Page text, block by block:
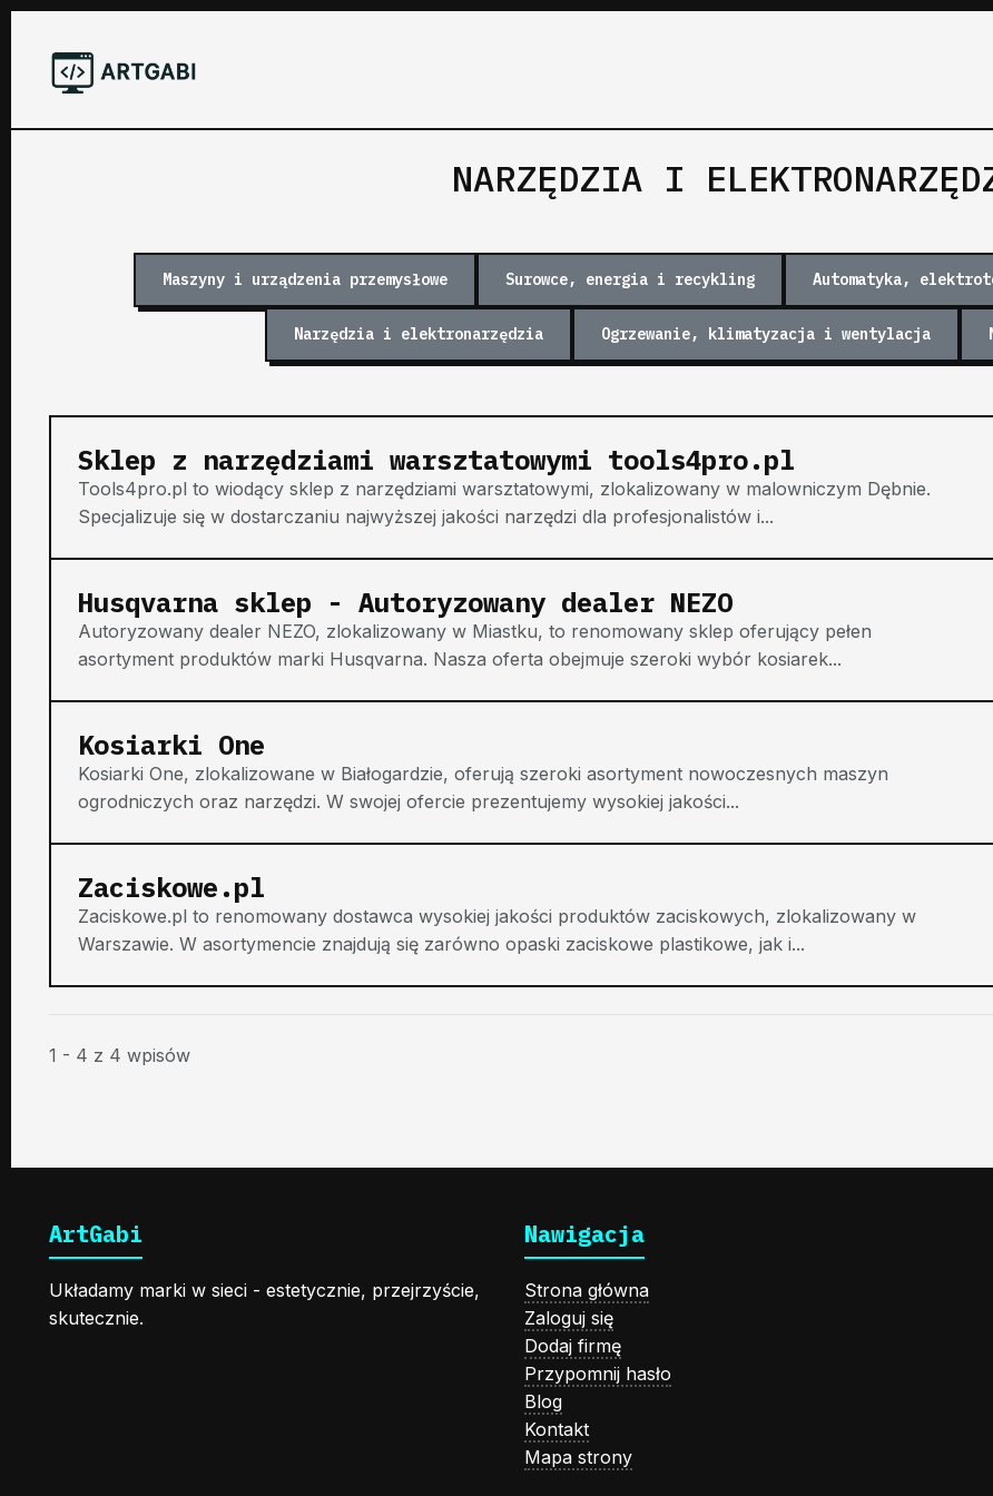
NARZĘDZIA I
Maszyny i urządzenia przemysłowe Surowce, energia i recykling Automatyka,
Narzędzia i elektronarzędzia Ogrzewanie, klimatyzacja i wentylacja
Sklep z narzędziami warsztatowymi tools4pro.pl
Tools4pro.pl to wiodący sklep z narzędziami warsztatowymi, zlokalizowany w malowniczym Dębnie.
Specjalizuje się w dostarczaniu najwyższej jakości narzędzi dla profesjonalistów i...
Husqvarna sklep - Autoryzowany dealer NEZO
Autoryzowany dealer NEZO, zlokalizowany w Miastku, to renomowany sklep oferujący pełen
asortyment produktów marki Husqvarna. Nasza oferta obejmuje szeroki wybór kosiarek...
Kosiarki One
Kosiarki One, zlokalizowane w Białogardzie, oferują szeroki asortyment nowoczesnych maszyn
ogrodniczych oraz narzędzi. W swojej ofercie prezentujemy wysokiej jakości...
Zaciskowe.pl
Zaciskowe.pl to renomowany dostawca wysokiej jakości produktów zaciskowych, zlokalizowany w
Warszawie. W asortymencie znajdują się zarówno opaski zaciskowe plastikowe, jak i...
1 - 4 z 4 wpisów
ArtGabi
Układamy marki w sieci - estetycznie, przejrzyście,
skutecznie.
Nawigacja
Strona główna
Zaloguj się
Dodaj firmę
Przypomnij hasło
Blog
Kontakt
Mapa strony